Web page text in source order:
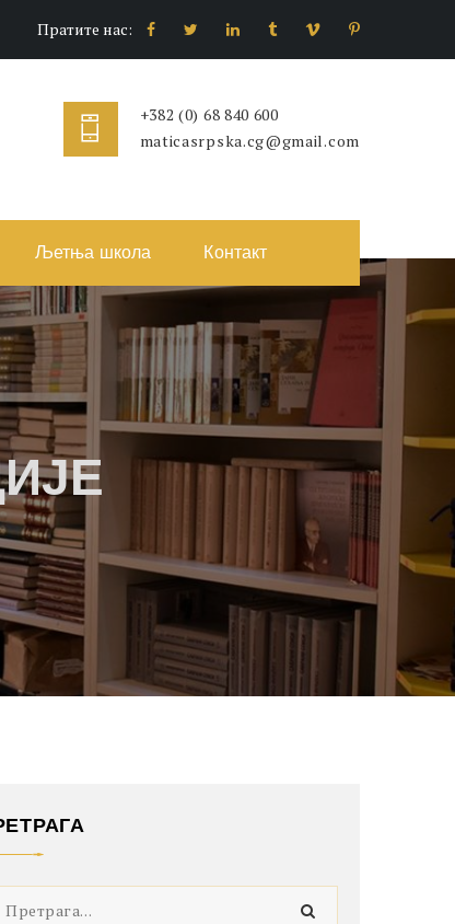
Пратите нас:
+382 (0) 68 840 600
maticasrpska.cg@gmail.com
Љетња школа Контакт